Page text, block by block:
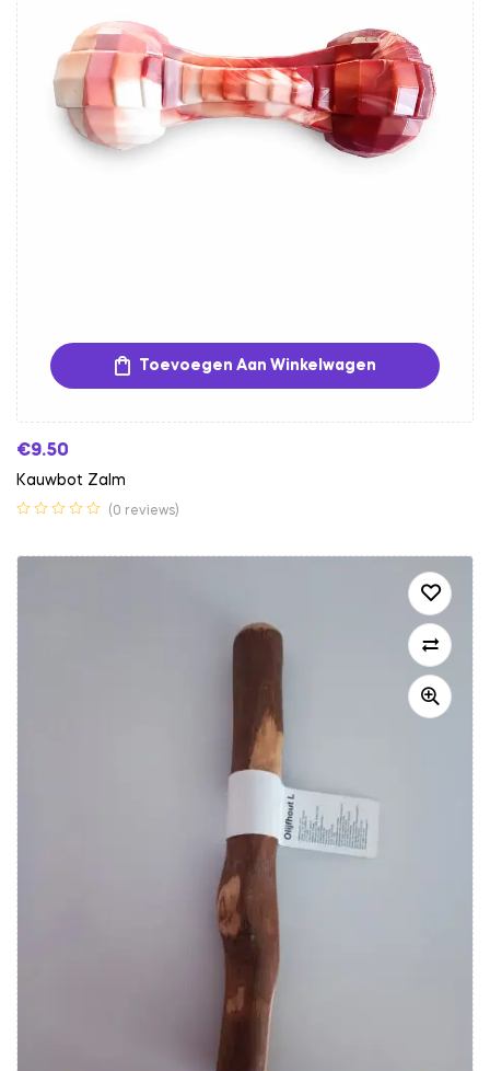
Toevoegen Aan Winkelwagen
€9.50
Kauwbot Zalm
(0 reviews)